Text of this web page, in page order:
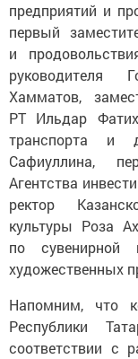
предприятий и
первый
и
руководителя
Хамматов,
РТ Ильдар
транспорта и
Сафиуллина,
Агентства
ректор
культуры Роза
по сувенирной
художественных
Напомним, что
Республики
соответствии с